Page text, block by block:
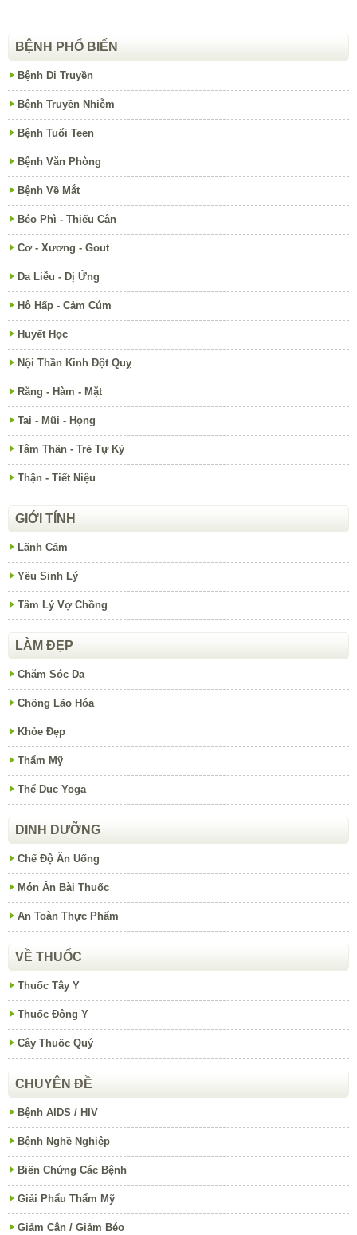
BỆNH PHỔ BIẾN
Bệnh Di Truyền
Bệnh Truyền Nhiễm
Bệnh Tuổi Teen
Bệnh Văn Phòng
Bệnh Về Mắt
Béo Phì - Thiếu Cân
Cơ - Xương - Gout
Da Liễu - Dị Ứng
Hô Hấp - Cảm Cúm
Huyết Học
Nội Thần Kinh Đột Quỵ
Răng - Hàm - Mặt
Tai - Mũi - Họng
Tâm Thần - Trẻ Tự Kỷ
Thận - Tiết Niệu
GIỚI TÍNH
Lãnh Cảm
Yếu Sinh Lý
Tâm Lý Vợ Chồng
LÀM ĐẸP
Chăm Sóc Da
Chống Lão Hóa
Khỏe Đẹp
Thẩm Mỹ
Thể Dục Yoga
DINH DƯỠNG
Chế Độ Ăn Uống
Món Ăn Bài Thuốc
An Toàn Thực Phẩm
VỀ THUỐC
Thuốc Tây Y
Thuốc Đông Y
Cây Thuốc Quý
CHUYÊN ĐỀ
Bệnh AIDS / HIV
Bệnh Nghề Nghiệp
Biến Chứng Các Bệnh
Giải Phẩu Thẩm Mỹ
Giảm Cân / Giảm Béo